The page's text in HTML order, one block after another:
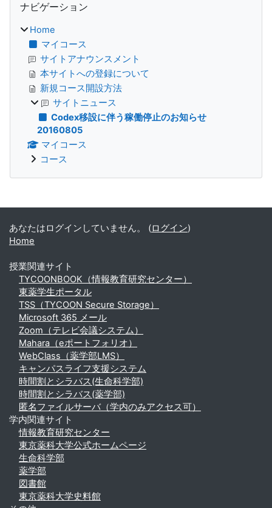
ナビゲーション
Home
マイコース
サイトアナウンスメント
本サイトへの登録について
新規コース開設方法
サイトニュース
Codex移設に伴う稼働停止のお知らせ
20160805
マイコース
コース
補助ブロック
あなたはログインしていません。 (ログイン)
Home
授業関連サイト
TYCOONBOOK（情報教育研究センター）
東薬学生ポータル
TSS（TYCOON Secure Storage）
Microsoft 365 メール
Zoom（テレビ会議システム）
Mahara（eポートフォリオ）
WebClass（薬学部LMS）
キャンパスライフ支援システム
時間割とシラバス(生命科学部)
時間割とシラバス(薬学部)
匿名ファイルサーバ（学内のみアクセス可）
学内関連サイト
情報教育研究センター
東京薬科大学公式ホームページ
生命科学部
薬学部
図書館
東京薬科大学史料館